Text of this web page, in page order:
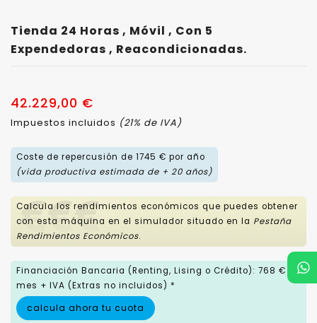
Tienda 24 Horas , Móvil , Con 5
Expendedoras , Reacondicionadas.
42.229,00 €
Impuestos incluidos (21% de IVA)
Coste de repercusión de 1745 € por año
(vida productiva estimada de + 20 años)
Calcula los rendimientos económicos que puedes obtener
con esta máquina en el simulador situado en la Pestaña
Rendimientos Económicos.
Financiación Bancaria (Renting, Lising o Crédito): 768 € /
mes + IVA (Extras no incluidos) *
calcula ahora tu cuota